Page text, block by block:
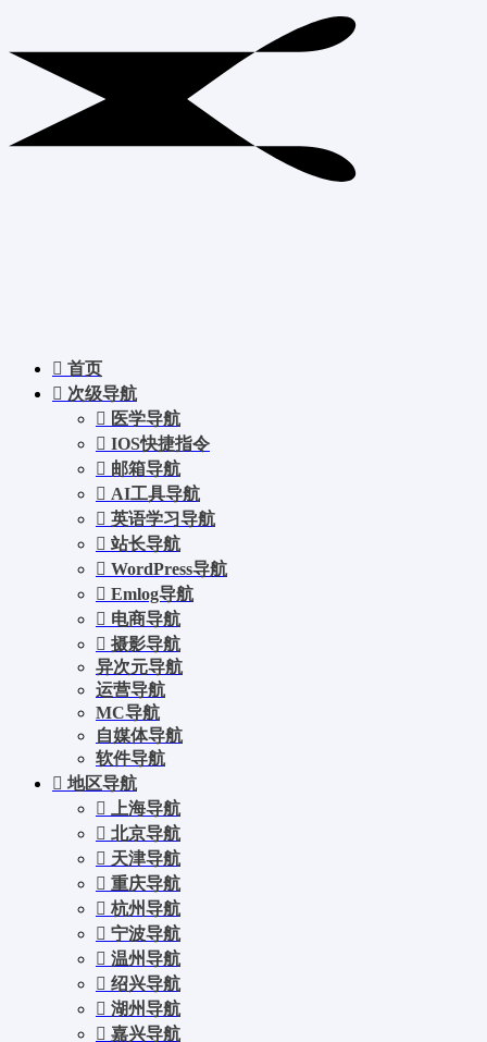
首页
次级导航
医学导航
IOS快捷指令
邮箱导航
AI工具导航
英语学习导航
站长导航
WordPress导航
Emlog导航
电商导航
摄影导航
异次元导航
运营导航
MC导航
自媒体导航
软件导航
地区导航
上海导航
北京导航
天津导航
重庆导航
杭州导航
宁波导航
温州导航
绍兴导航
湖州导航
嘉兴导航